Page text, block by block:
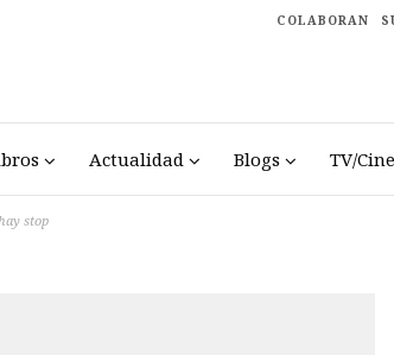
COLABORAN
Actualidad Blogs TV/Cine
stop